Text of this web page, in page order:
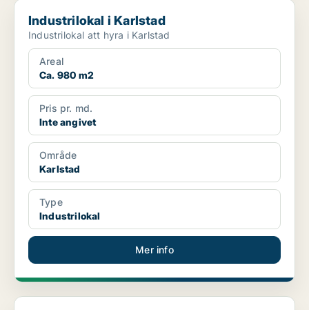
Industrilokal i Karlstad
Industrilokal i Karlstad
Industrilokal att hyra i Karlstad
Areal
Ca. 980 m2
Pris pr. md.
Inte angivet
Område
Karlstad
Type
Industrilokal
Mer info
Lager i Kil